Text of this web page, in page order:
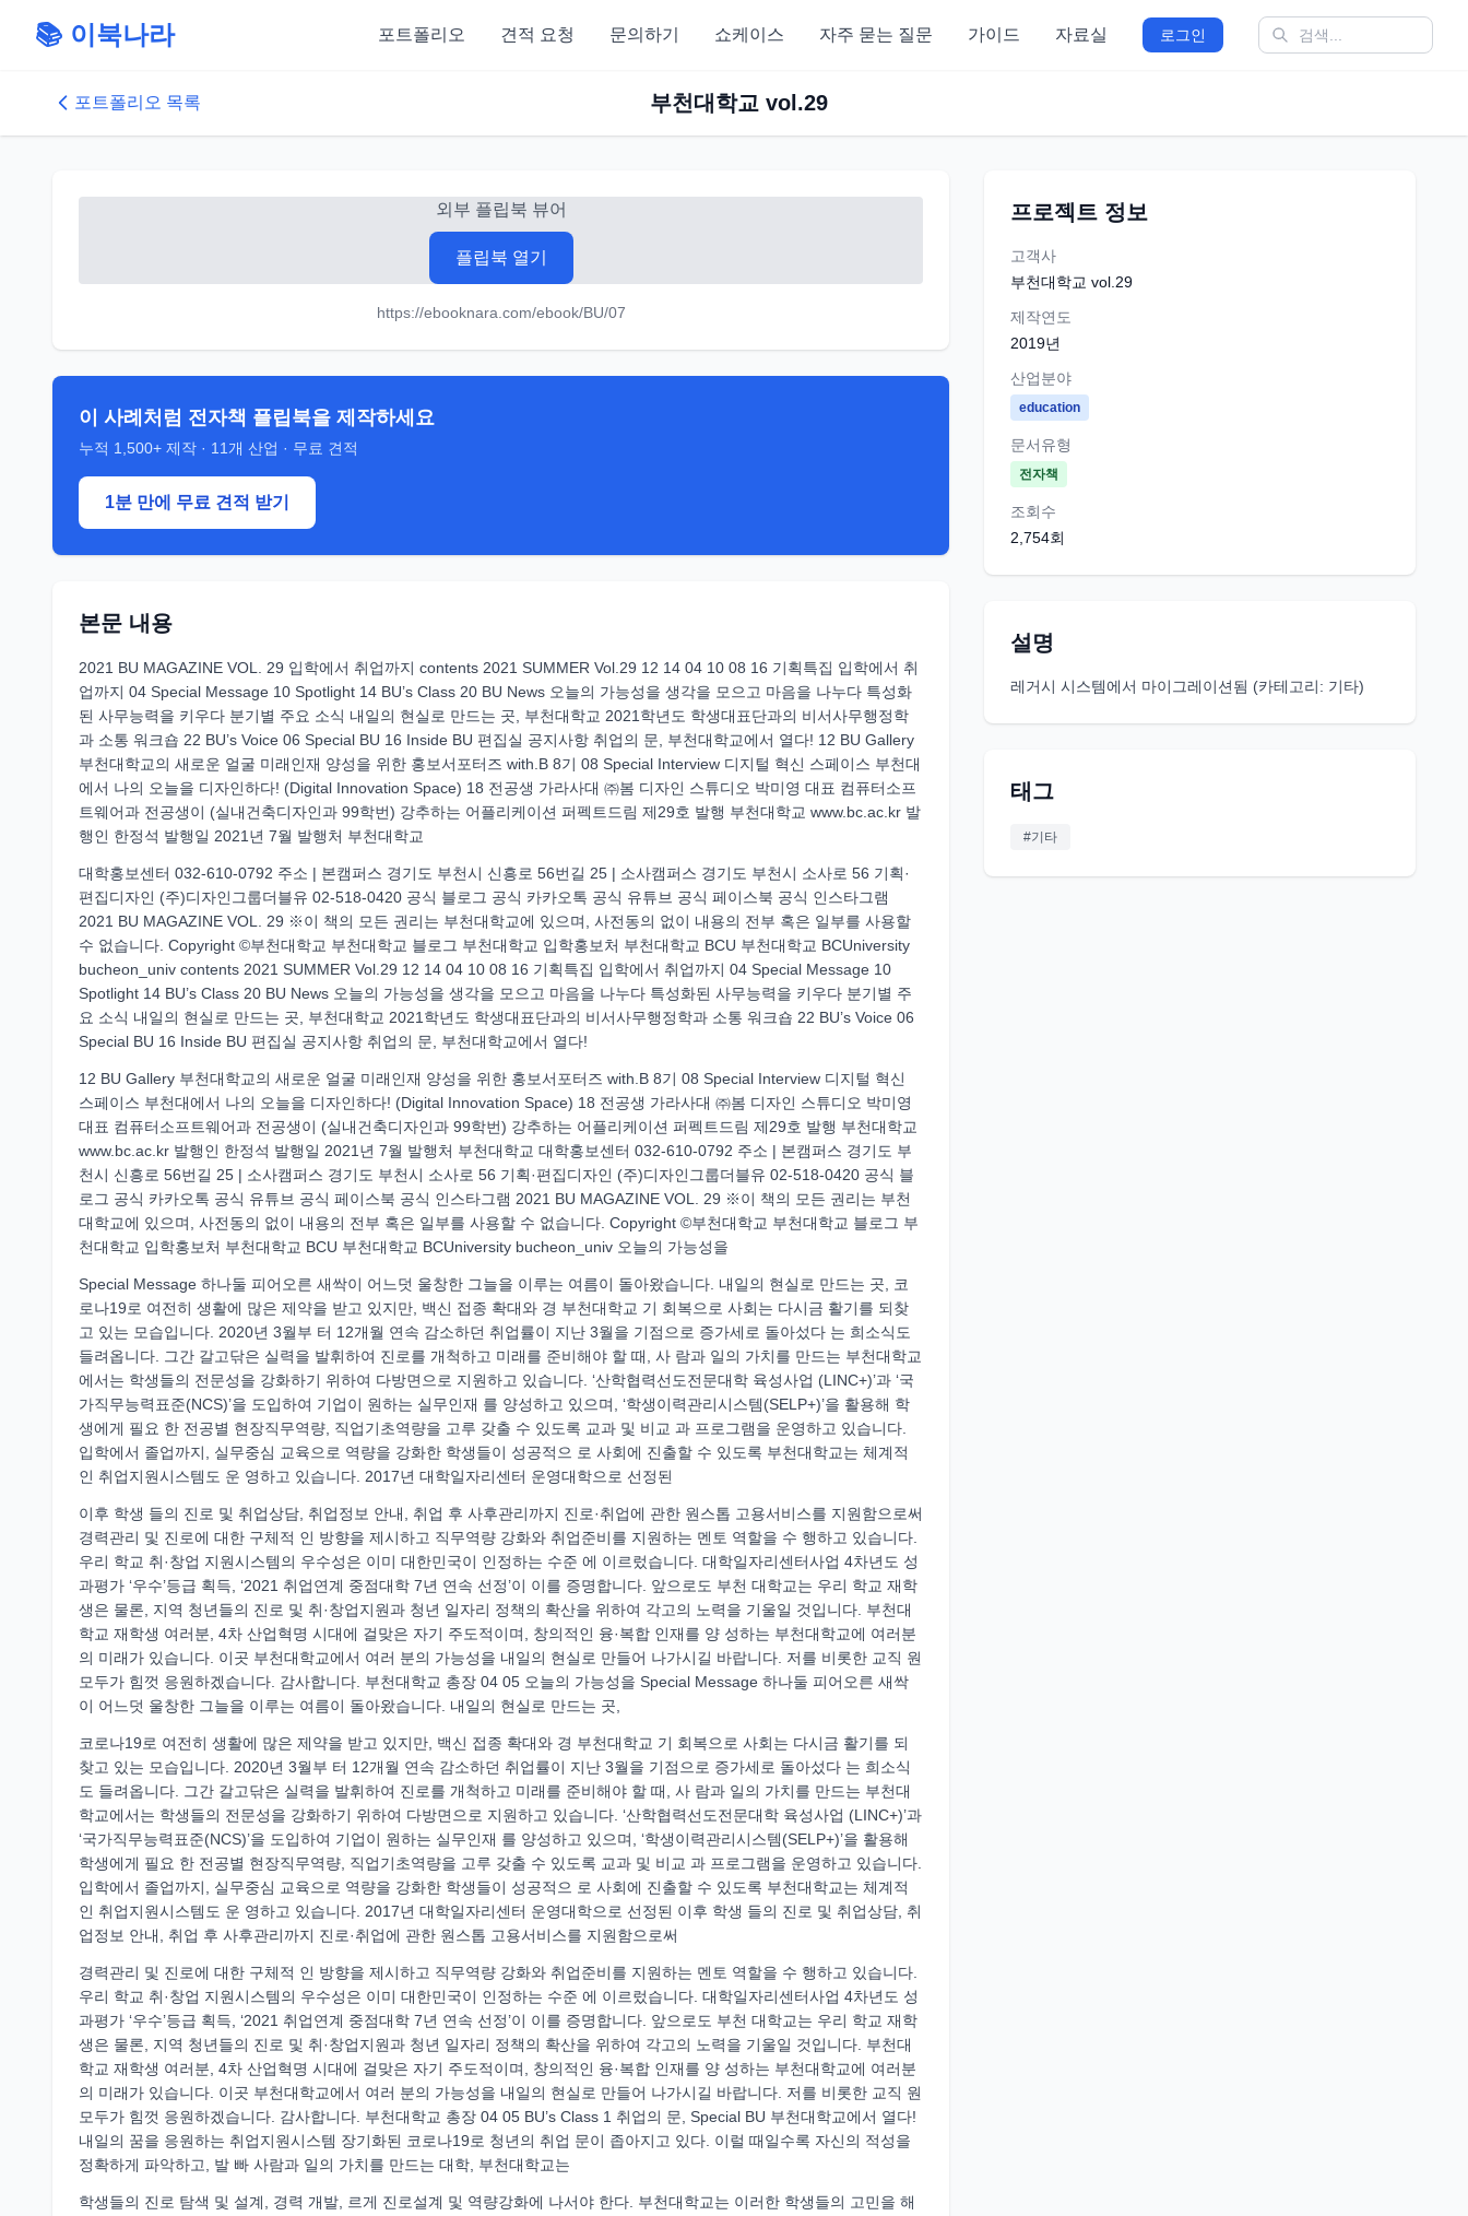
📚 이북나라 포트폴리오 견적 요청 문의하기 쇼케이스 자주 묻는 질문 가이드 자료실 로그인
포트폴리오 목록 부천대학교 vol.29
외부 플립북 뷰어
플립북 열기
https://ebooknara.com/ebook/BU/07
이 사례처럼 전자책 플립북을 제작하세요
누적 1,500+ 제작 · 11 개 산업 · 무료 견적
1분 만에 무료 견적 받기
본문 내용
2021 BU MAGAZINE VOL. 29 입학에서 취업까지 contents 2021 SUMMER Vol.29 12 14 04 10 08 16 기획특집 입학에서 취
업까지 04 Special Message 10 Spotlight 14 BU’s Class 20 BU News 오늘의 가능성을 생각을 모으고 마음을 나누다 특성화
된 사무능력을 키우다 분기별 주요 소식 내일의 현실로 만드는 곳, 부천대학교 2021학년도 학생대표단과의 비서사무행정학
과 소통 워크숍 22 BU’s Voice 06 Special BU 16 Inside BU 편집실 공지사항 취업의 문, 부천대학교에서 열다! 12 BU Gallery
부천대학교의 새로운 얼굴 미래인재 양성을 위한 홍보서포터즈 with.B 8기 08 Special Interview 디지털 혁신 스페이스 부천대
에서 나의 오늘을 디자인하다! (Digital Innovation Space) 18 전공생 가라사대 ㈜봄 디자인 스튜디오 박미영 대표 컴퓨터소프
트웨어과 전공생이 (실내건축디자인과 99학번) 강추하는 어플리케이션 퍼펙트드림 제29호 발행 부천대학교 www.bc.ac.kr 발
행인 한정석 발행일 2021년 7월 발행처 부천대학교
대학홍보센터 032-610-0792 주소 | 본캠퍼스 경기도 부천시 신흥로 56번길 25 | 소사캠퍼스 경기도 부천시 소사로 56 기획·
편집디자인 (주)디자인그룹더블유 02-518-0420 공식 블로그 공식 카카오톡 공식 유튜브 공식 페이스북 공식 인스타그램
2021 BU MAGAZINE VOL. 29 ※이 책의 모든 권리는 부천대학교에 있으며, 사전동의 없이 내용의 전부 혹은 일부를 사용할
수 없습니다. Copyright ©부천대학교 부천대학교 블로그 부천대학교 입학홍보처 부천대학교 BCU 부천대학교 BCUniversity
bucheon_univ contents 2021 SUMMER Vol.29 12 14 04 10 08 16 기획특집 입학에서 취업까지 04 Special Message 10
Spotlight 14 BU’s Class 20 BU News 오늘의 가능성을 생각을 모으고 마음을 나누다 특성화된 사무능력을 키우다 분기별 주
요 소식 내일의 현실로 만드는 곳, 부천대학교 2021학년도 학생대표단과의 비서사무행정학과 소통 워크숍 22 BU’s Voice 06
Special BU 16 Inside BU 편집실 공지사항 취업의 문, 부천대학교에서 열다!
12 BU Gallery 부천대학교의 새로운 얼굴 미래인재 양성을 위한 홍보서포터즈 with.B 8기 08 Special Interview 디지털 혁신
스페이스 부천대에서 나의 오늘을 디자인하다! (Digital Innovation Space) 18 전공생 가라사대 ㈜봄 디자인 스튜디오 박미영
대표 컴퓨터소프트웨어과 전공생이 (실내건축디자인과 99학번) 강추하는 어플리케이션 퍼펙트드림 제29호 발행 부천대학교
www.bc.ac.kr 발행인 한정석 발행일 2021년 7월 발행처 부천대학교 대학홍보센터 032-610-0792 주소 | 본캠퍼스 경기도 부
천시 신흥로 56번길 25 | 소사캠퍼스 경기도 부천시 소사로 56 기획·편집디자인 (주)디자인그룹더블유 02-518-0420 공식 블
로그 공식 카카오톡 공식 유튜브 공식 페이스북 공식 인스타그램 2021 BU MAGAZINE VOL. 29 ※이 책의 모든 권리는 부천
대학교에 있으며, 사전동의 없이 내용의 전부 혹은 일부를 사용할 수 없습니다. Copyright ©부천대학교 부천대학교 블로그 부
천대학교 입학홍보처 부천대학교 BCU 부천대학교 BCUniversity bucheon_univ 오늘의 가능성을
Special Message 하나둘 피어오른 새싹이 어느덧 울창한 그늘을 이루는 여름이 돌아왔습니다. 내일의 현실로 만드는 곳, 코
로나19로 여전히 생활에 많은 제약을 받고 있지만, 백신 접종 확대와 경 부천대학교 기 회복으로 사회는 다시금 활기를 되찾
고 있는 모습입니다. 2020년 3월부 터 12개월 연속 감소하던 취업률이 지난 3월을 기점으로 증가세로 돌아섰다 는 희소식도
들려옵니다. 그간 갈고닦은 실력을 발휘하여 진로를 개척하고 미래를 준비해야 할 때, 사 람과 일의 가치를 만드는 부천대학교
에서는 학생들의 전문성을 강화하기 위하여 다방면으로 지원하고 있습니다. ‘산학협력선도전문대학 육성사업 (LINC+)’과 ‘국
가직무능력표준(NCS)’을 도입하여 기업이 원하는 실무인재 를 양성하고 있으며, ‘학생이력관리시스템(SELP+)’을 활용해 학
생에게 필요 한 전공별 현장직무역량, 직업기초역량을 고루 갖출 수 있도록 교과 및 비교 과 프로그램을 운영하고 있습니다.
입학에서 졸업까지, 실무중심 교육으로 역량을 강화한 학생들이 성공적으 로 사회에 진출할 수 있도록 부천대학교는 체계적
인 취업지원시스템도 운 영하고 있습니다. 2017년 대학일자리센터 운영대학으로 선정된
이후 학생 들의 진로 및 취업상담, 취업정보 안내, 취업 후 사후관리까지 진로·취업에 관한 원스톱 고용서비스를 지원함으로써
경력관리 및 진로에 대한 구체적 인 방향을 제시하고 직무역량 강화와 취업준비를 지원하는 멘토 역할을 수 행하고 있습니다.
우리 학교 취·창업 지원시스템의 우수성은 이미 대한민국이 인정하는 수준 에 이르렀습니다. 대학일자리센터사업 4차년도 성
과평가 ‘우수’등급 획득, ‘2021 취업연계 중점대학 7년 연속 선정’이 이를 증명합니다. 앞으로도 부천 대학교는 우리 학교 재학
생은 물론, 지역 청년들의 진로 및 취·창업지원과 청년 일자리 정책의 확산을 위하여 각고의 노력을 기울일 것입니다. 부천대
학교 재학생 여러분, 4차 산업혁명 시대에 걸맞은 자기 주도적이며, 창의적인 융·복합 인재를 양 성하는 부천대학교에 여러분
의 미래가 있습니다. 이곳 부천대학교에서 여러 분의 가능성을 내일의 현실로 만들어 나가시길 바랍니다. 저를 비롯한 교직 원
모두가 힘껏 응원하겠습니다. 감사합니다. 부천대학교 총장 04 05 오늘의 가능성을 Special Message 하나둘 피어오른 새싹
이 어느덧 울창한 그늘을 이루는 여름이 돌아왔습니다. 내일의 현실로 만드는 곳,
코로나19로 여전히 생활에 많은 제약을 받고 있지만, 백신 접종 확대와 경 부천대학교 기 회복으로 사회는 다시금 활기를 되
찾고 있는 모습입니다. 2020년 3월부 터 12개월 연속 감소하던 취업률이 지난 3월을 기점으로 증가세로 돌아섰다 는 희소식
도 들려옵니다. 그간 갈고닦은 실력을 발휘하여 진로를 개척하고 미래를 준비해야 할 때, 사 람과 일의 가치를 만드는 부천대
학교에서는 학생들의 전문성을 강화하기 위하여 다방면으로 지원하고 있습니다. ‘산학협력선도전문대학 육성사업 (LINC+)’과
‘국가직무능력표준(NCS)’을 도입하여 기업이 원하는 실무인재 를 양성하고 있으며, ‘학생이력관리시스템(SELP+)’을 활용해
학생에게 필요 한 전공별 현장직무역량, 직업기초역량을 고루 갖출 수 있도록 교과 및 비교 과 프로그램을 운영하고 있습니다.
입학에서 졸업까지, 실무중심 교육으로 역량을 강화한 학생들이 성공적으 로 사회에 진출할 수 있도록 부천대학교는 체계적
인 취업지원시스템도 운 영하고 있습니다. 2017년 대학일자리센터 운영대학으로 선정된 이후 학생 들의 진로 및 취업상담, 취
업정보 안내, 취업 후 사후관리까지 진로·취업에 관한 원스톱 고용서비스를 지원함으로써
경력관리 및 진로에 대한 구체적 인 방향을 제시하고 직무역량 강화와 취업준비를 지원하는 멘토 역할을 수 행하고 있습니다.
우리 학교 취·창업 지원시스템의 우수성은 이미 대한민국이 인정하는 수준 에 이르렀습니다. 대학일자리센터사업 4차년도 성
과평가 ‘우수’등급 획득, ‘2021 취업연계 중점대학 7년 연속 선정’이 이를 증명합니다. 앞으로도 부천 대학교는 우리 학교 재학
생은 물론, 지역 청년들의 진로 및 취·창업지원과 청년 일자리 정책의 확산을 위하여 각고의 노력을 기울일 것입니다. 부천대
학교 재학생 여러분, 4차 산업혁명 시대에 걸맞은 자기 주도적이며, 창의적인 융·복합 인재를 양 성하는 부천대학교에 여러분
의 미래가 있습니다. 이곳 부천대학교에서 여러 분의 가능성을 내일의 현실로 만들어 나가시길 바랍니다. 저를 비롯한 교직 원
모두가 힘껏 응원하겠습니다. 감사합니다. 부천대학교 총장 04 05 BU’s Class 1 취업의 문, Special BU 부천대학교에서 열다!
내일의 꿈을 응원하는 취업지원시스템 장기화된 코로나19로 청년의 취업 문이 좁아지고 있다. 이럴 때일수록 자신의 적성을
정확하게 파악하고, 발 빠 사람과 일의 가치를 만드는 대학, 부천대학교는
학생들의 진로 탐색 및 설계, 경력 개발, 르게 진로설계 및 역량강화에 나서야 한다. 부천대학교는 이러한 학생들의 고민을 해
프로젝트 정보
고객사
부천대학교 vol.29
제작연도
2019년
산업분야
education
문서유형
전자책
조회수
2,754회
설명
레거시 시스템에서 마이그레이션됨 (카테고리: 기타)
태그
#기타